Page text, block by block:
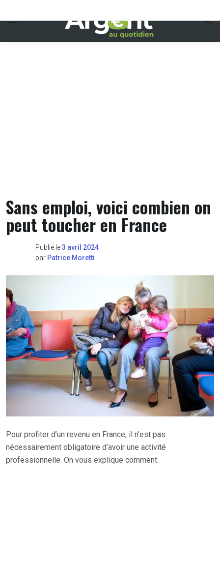
Sans emploi, voici combien on
peut toucher en France
Publié le3 avril 2024
par Patrice Moretti
Pour profiter d’un revenu en France, il n’est pas
nécessairement obligatoire d’avoir une activité
professionnelle. On vous explique comment.